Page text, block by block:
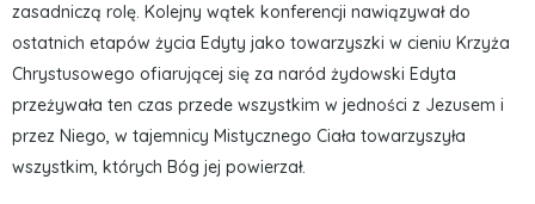
zasadniczą rolę. Kolejny wątek konferencji nawiązywał do
ostatnich etapów życia Edyty jako towarzyszki w cieniu Krzyża
Chrystusowego ofiarującej się za naród żydowski Edyta
przeżywała ten czas przede wszystkim w jedności z Jezusem i
przez Niego, w tajemnicy Mistycznego Ciała towarzyszyła
wszystkim, których Bóg jej powierzał.